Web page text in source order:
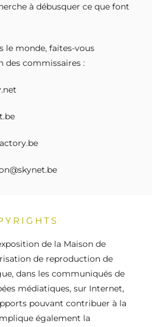
à débusquer ce que font
le monde, faites-vous
des commissaires :
de la Maison de
de reproduction de
dans les communiqués de
médiatiques, sur Internet,
pouvant contribuer à la
également la